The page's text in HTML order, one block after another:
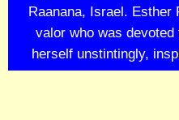
Raanana, Israel. Esther
valor who was
herself unstintingly,